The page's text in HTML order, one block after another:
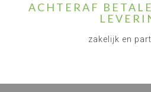
ACHTERAF
zakelijk en